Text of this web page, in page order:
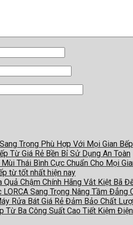
Trọng Phù Hợp Với Mọi Gian Bếp
Từ Giá Rẻ Bền Bỉ Sử Dụng An Toàn
Thái Bình Cực Chuẩn Cho Mọi
từ tốt nhất hiện nay
Chậm Chính Hãng Vắt Kiệt Bã
Sang Trọng Nâng Tầm Đẳng
Rửa Bát Giá Rẻ Đảm Bảo Chất
Từ Ba Công Suất Cao Tiết Kiệm Điện